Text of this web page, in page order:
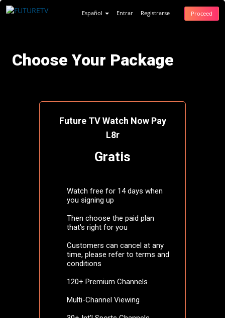
Español Entrar Registrarse Proceed
Choose Your Package
Future TV Watch Now Pay
L8r
Gratis
Watch free for 14 days when
you signing up
Then choose the paid plan
that's right for you
Customers can cancel at any
time, please refer to terms and
conditions
120+ Premium Channels
Multi-Channel Viewing